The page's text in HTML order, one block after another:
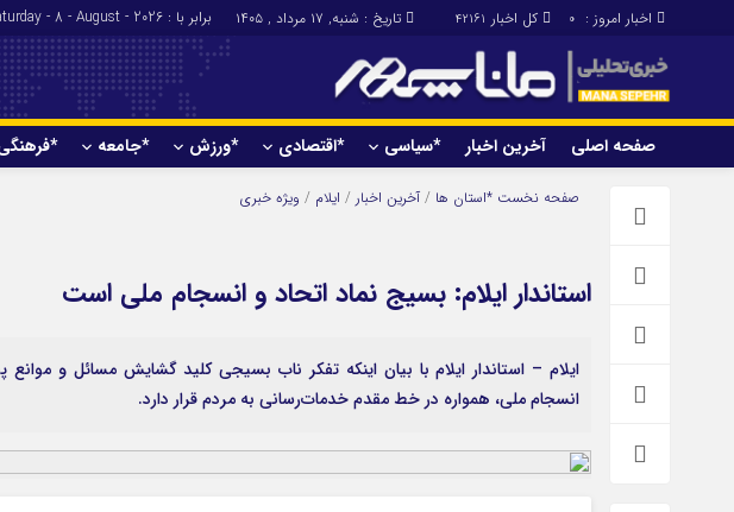
کل اخبار 42161 اخبار امروز : 0 تاریخ : شنبه, ۱۷ مرداد , ۱۴۰۵ برابر با : Saturday - 8 - August - 2026
صفحه اصلی آخرین اخبار *سیاسی *اقتصادی *ورزش *جامعه
صفحه اصلی آخرین اخبار
احزاب
صفحه نخست *استان ها / آخرین اخبار / ایلام / ویژه خبری
استاندار ایلام: بسیج نماد اتحاد و انسجام ملی است
ایلام – استاندار ایلام با بیان اینکه تفکر ناب بسیجی کلید گشایش مسائل و
انسجام ملی، همواره در خط مقدم خدمات‌رسانی به مردم قرار دارد.